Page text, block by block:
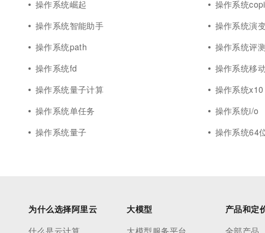
操作系统崛起
操作系统
操作系统智能助手
操作系统演
操作系统path
操作系统评
操作系统fd
操作系统移
操作系统量子计算
操作系统x10
操作系统单任务
操作系统i/o
操作系统量子
操作系统64
为什么选择阿里云
什么是云计算
大模型
大模型服务平台
产品和定
全部产品